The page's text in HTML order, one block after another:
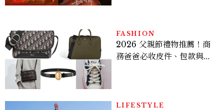
FASHION
2026 父親節禮物推薦！商
務爸爸必收皮件、包款與鞋
LIFESTYLE